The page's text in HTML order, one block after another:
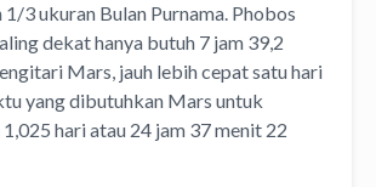
1/3 ukuran Bulan Purnama. Phobos
dekat hanya butuh 7 jam 39,2
Mars, jauh lebih cepat satu hari
yang dibutuhkan Mars untuk
hari atau 24 jam 37 menit 22